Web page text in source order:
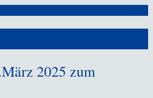
2025 zum